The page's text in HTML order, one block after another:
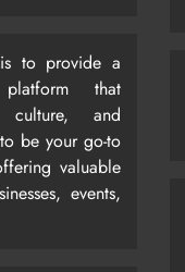
to provide a
that
culture, and
be your go-to
valuable
events,